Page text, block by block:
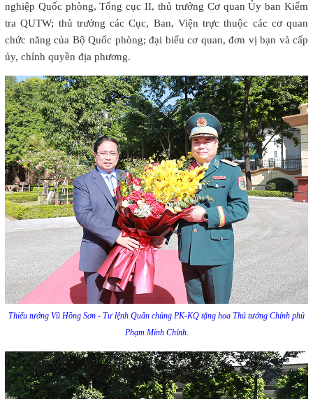
nghiệp Quốc phòng, Tổng cục II, thủ trưởng Cơ quan Ủy ban Kiểm
tra QUTW; thủ trưởng các Cục, Ban, Viện trực thuộc các cơ quan
chức năng của Bộ Quốc phòng; đại biểu cơ quan, đơn vị bạn và cấp
ủy, chính quyền địa phương.
Thiếu tướng Vũ Hồng Sơn - Tư lệnh Quân chủng PK-KQ tặng hoa Thủ tướng Chính phủ
Phạm Minh Chính.